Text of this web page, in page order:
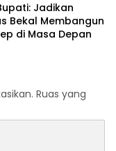
Jadikan
Bekal Membangun
di Masa Depan
Ruas yang